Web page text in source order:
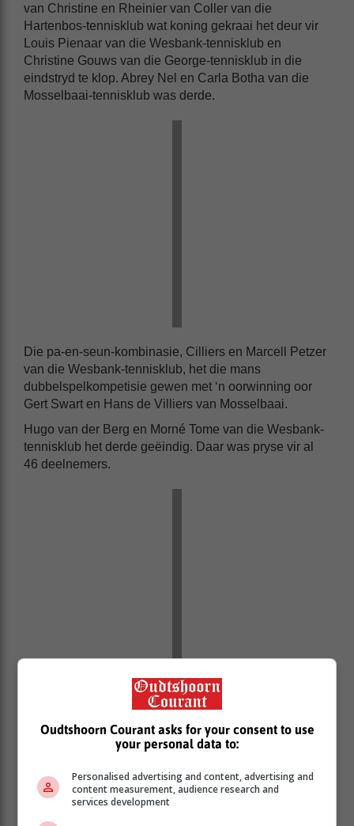
van Christine en Rheinier van Coller van die
Hartenbos-tennisklub wat koning gekraai het deur vir
Louis Pienaar van die Wesbank-tennisklub en
Christine Gouws van die George-tennisklub in die
eindstryd te klop. Abrey Nel en Carla Botha van die
Mosselbaai-tennisklub was derde.
Die pa-en-seun-kombinasie, Cilliers en Marcell Petzer
van die Wesbank-tennisklub, het die mans
dubbelspelkompetisie gewen met ‘n oorwinning oor
Gert Swart en Hans de Villiers van Mosselbaai.
Hugo van der Berg en Morné Tome van die Wesbank-
tennisklub het derde geëindig. Daar was pryse vir al
46 deelnemers.
Oudtshoorn Courant asks for your consent to use
your personal data to:
Personalised advertising and content, advertising and
content measurement, audience research and
services development